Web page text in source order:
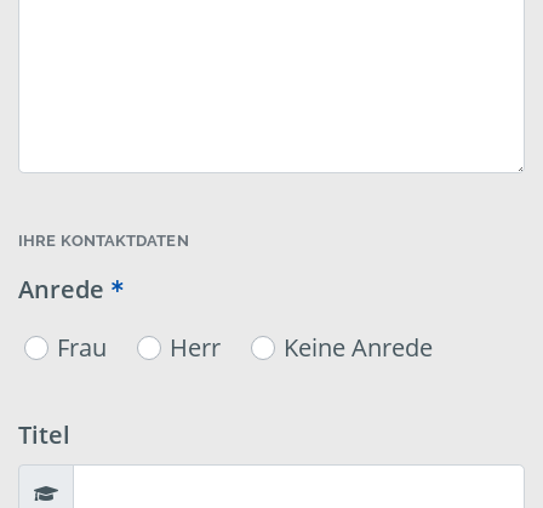
IHRE KONTAKTDATEN
Anrede
Frau
Herr Keine Anrede
Titel